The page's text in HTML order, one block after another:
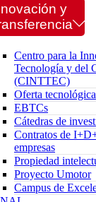
y
Centro para la
Tecnología y del
(CINTTEC)
Oferta tecnológica
EBTCs
Cátedras de
Contratos de
empresas
Propiedad
Proyecto Umotor
Campus de